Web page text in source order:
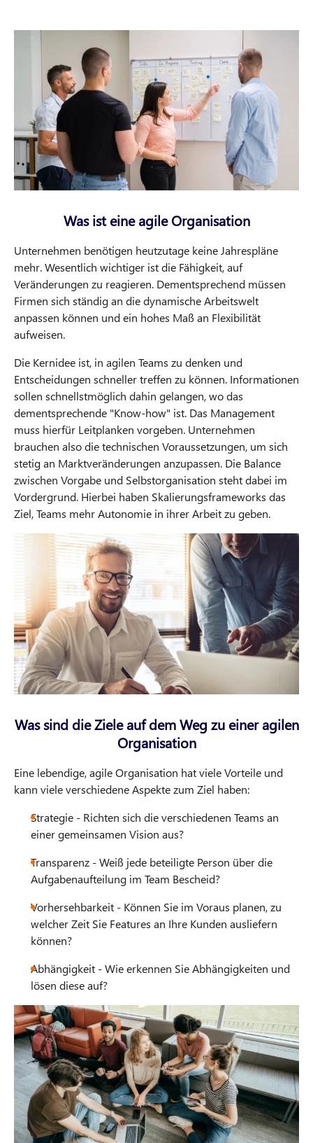
Was ist eine agile Organisation
Unternehmen benötigen heutzutage keine Jahrespläne
mehr. Wesentlich wichtiger ist die Fähigkeit, auf
Veränderungen zu reagieren. Dementsprechend müssen
Firmen sich ständig an die dynamische Arbeitswelt
anpassen können und ein hohes Maß an Flexibilität
aufweisen.
Die Kernidee ist, in agilen Teams zu denken und
Entscheidungen schneller treffen zu können. Informationen
sollen schnellstmöglich dahin gelangen, wo das
dementsprechende "Know-how" ist. Das Management
muss hierfür Leitplanken vorgeben. Unternehmen
brauchen also die technischen Voraussetzungen, um sich
stetig an Marktveränderungen anzupassen. Die Balance
zwischen Vorgabe und Selbstorganisation steht dabei im
Vordergrund. Hierbei haben Skalierungsframeworks das
Ziel, Teams mehr Autonomie in ihrer Arbeit zu geben.
Was sind die Ziele auf dem Weg zu einer agilen
Organisation
Eine lebendige, agile Organisation hat viele Vorteile und
kann viele verschiedene Aspekte zum Ziel haben:
Strategie - Richten sich die verschiedenen Teams an
einer gemeinsamen Vision aus?
Transparenz - Weiß jede beteiligte Person über die
Aufgabenaufteilung im Team Bescheid?
Vorhersehbarkeit - Können Sie im Voraus planen, zu
welcher Zeit Sie Features an Ihre Kunden ausliefern
können?
Abhängigkeit - Wie erkennen Sie Abhängigkeiten und
lösen diese auf?